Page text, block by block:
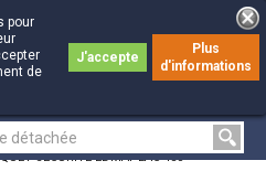
0
0
pour
de
J'accepte
Plus
d'informations
SECURITE EDMAPLAC 450